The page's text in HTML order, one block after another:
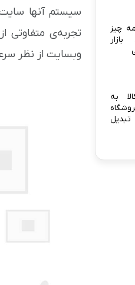
سیستم آنها سایت
تجربه‌ی
وبسایت از نظر
چیز
بازار
به